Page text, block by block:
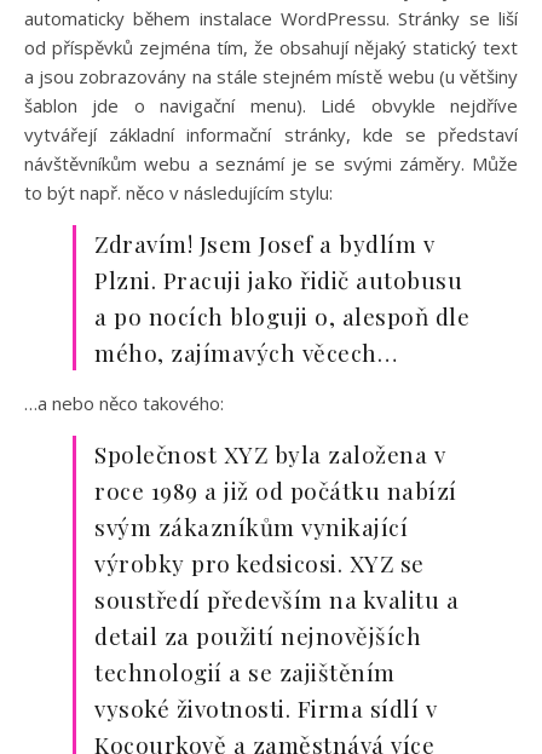
automaticky během instalace WordPressu. Stránky se liší
od příspěvků zejména tím, že obsahují nějaký statický text
a jsou zobrazovány na stále stejném místě webu (u většiny
šablon jde o navigační menu). Lidé obvykle nejdříve
vytvářejí základní informační stránky, kde se představí
návštěvníkům webu a seznámí je se svými záměry. Může
to být např. něco v následujícím stylu:
Zdravím! Jsem Josef a bydlím v
Plzni. Pracuji jako řidič autobusu
a po nocích bloguji o, alespoň dle
mého, zajímavých věcech…
…a nebo něco takového:
Společnost XYZ byla založena v
roce 1989 a již od počátku nabízí
svým zákazníkům vynikající
výrobky pro kedsicosi. XYZ se
soustředí především na kvalitu a
detail za použití nejnovějších
technologií a se zajištěním
vysoké životnosti. Firma sídlí v
Kocourkově a zaměstnává více